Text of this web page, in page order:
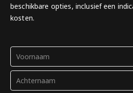
beschikbare opties, inclusief een
kosten.
Naam
(Verplicht)
Voor